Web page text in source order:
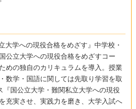
大学への現役合格をめざす』中学校・
公立大学への現役合格をめざすコー
めの独自のカリキュラムを導入。授業
数学・国語に関しては先取り学習を取
国公立大学・難関私立大学への現役
充実させ、実践力を磨き、大学入試へ